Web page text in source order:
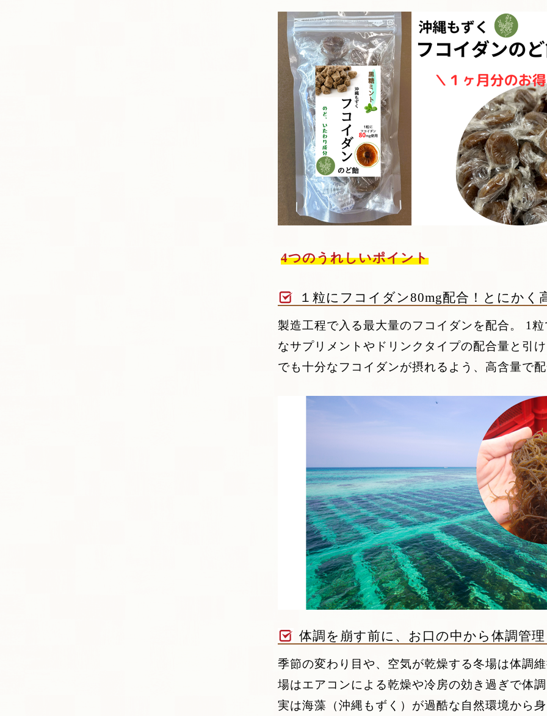
4つのうれしいポイント
１粒にフコイダン80mg配合！とにかく
製造工程で入る最大量のフコイダンを配合。 1
なサプリメントやドリンクタイプの配合量と引
でも十分なフコイダンが摂れるよう、高含量で
体調を崩す前に、お口の中から体調管理
季節の変わり目や、空気が乾燥する冬場は体調
場はエアコンによる乾燥や冷房の効き過ぎで体
実は海藻（沖縄もずく）が過酷な自然環境から